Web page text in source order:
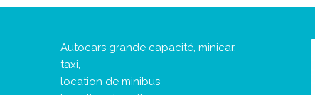
Autocars grande capacité, minicar,
taxi,
location de minibus